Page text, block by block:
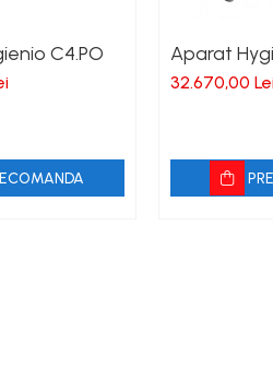
C4.PO Aparat
32.670,00 Lei